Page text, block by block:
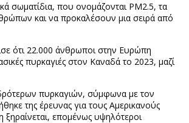
σωματίδια, που ονομάζονται PM2.5, τα
και να προκαλέσουν μια σειρά από
ότι 22.000 άνθρωποι στην Ευρώπη
πυρκαγιές στον Καναδά το 2023, μαζί
πυρκαγιών, σύμφωνα με τον
της έρευνας για τους Αμερικανούς
επομένως υψηλότεροι